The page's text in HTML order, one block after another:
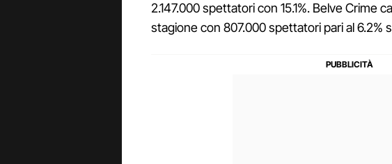
2.147.000 spettatori con 15.1%. Belve Crime
stagione con 807.000 spettatori pari al 6.2%